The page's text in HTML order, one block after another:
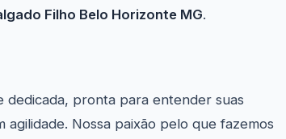
Filho Belo Horizonte MG.
dedicada, pronta para entender suas
Nossa paixão pelo que fazemos